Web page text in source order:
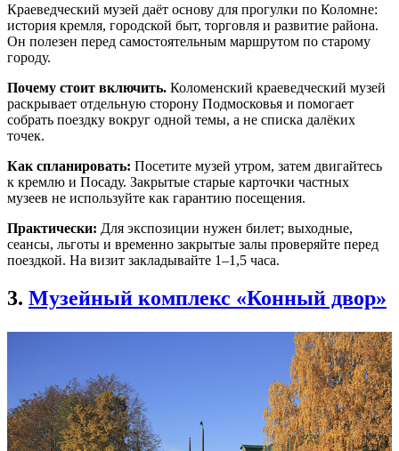
Краеведческий музей даёт основу для прогулки по Коломне:
история кремля, городской быт, торговля и развитие района.
Он полезен перед самостоятельным маршрутом по старому
городу.
Почему стоит включить. Коломенский краеведческий музей
раскрывает отдельную сторону Подмосковья и помогает
собрать поездку вокруг одной темы, а не списка далёких
точек.
Как спланировать: Посетите музей утром, затем двигайтесь
к кремлю и Посаду. Закрытые старые карточки частных
музеев не используйте как гарантию посещения.
Практически: Для экспозиции нужен билет; выходные,
сеансы, льготы и временно закрытые залы проверяйте перед
поездкой. На визит закладывайте 1–1,5 часа.
3. Музейный комплекс «Конный двор»